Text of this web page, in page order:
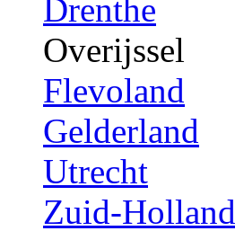
Drenthe
Overijssel
Flevoland
Gelderland
Utrecht
Zuid-Holland